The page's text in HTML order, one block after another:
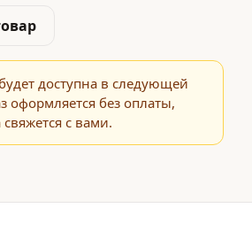
доступна в следующей
оформляется без оплаты,
с вами.